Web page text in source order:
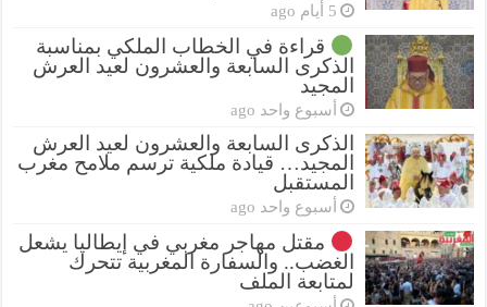
5 أيام ago
قراءة في الخطاب الملكي بمناسبة
الذكرى السابعة والعشرون لعيد العرش
المجيد
أسبوع واحد ago
الذكرى السابعة والعشرون لعيد العرش
المجيد… قيادة ملكية ترسم ملامح مغرب
المستقبل
أسبوع واحد ago
مقتل مهاجر مغربي في إيطاليا يشعل
الغضب.. والسفارة المغربية تتحرك
لمتابعة الملف